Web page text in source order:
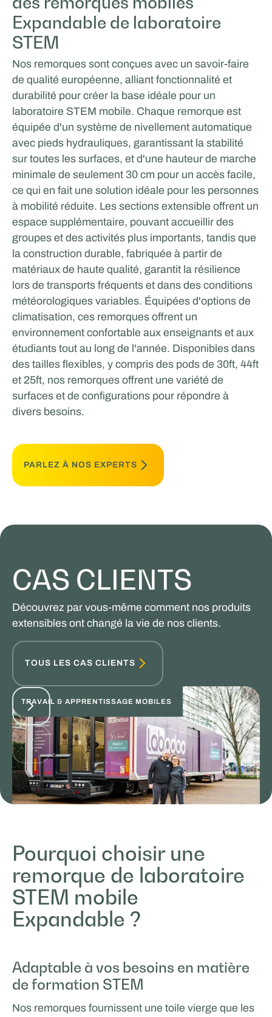
Expandable de laboratoire
STEM
Nos remorques sont conçues avec un savoir-faire
de qualité européenne, alliant fonctionnalité et
durabilité pour créer la base idéale pour un
laboratoire STEM mobile. Chaque remorque est
équipée d'un système de nivellement automatique
avec pieds hydrauliques, garantissant la stabilité
sur toutes les surfaces, et d'une hauteur de marche
minimale de seulement 30 cm pour un accès facile,
ce qui en fait une solution idéale pour les personnes
à mobilité réduite. Les sections extensible offrent un
espace supplémentaire, pouvant accueillir des
groupes et des activités plus importants, tandis que
la construction durable, fabriquée à partir de
matériaux de haute qualité, garantit la résilience
lors de transports fréquents et dans des conditions
météorologiques variables. Équipées d'options de
climatisation, ces remorques offrent un
environnement confortable aux enseignants et aux
étudiants tout au long de l'année. Disponibles dans
des tailles flexibles, y compris des pods de 30ft, 44ft
et 25ft, nos remorques offrent une variété de
surfaces et de configurations pour répondre à
divers besoins.
PARLEZ À NOS EXPERTS
CAS CLIENTS
Découvrez par vous-même comment nos produits
extensibles ont changé la vie de nos clients.
TOUS LES CAS CLIENTS
TRAVAIL & APPRENTISSAGE MOBILES
Odoo
ÉVÉNEMENTS ET ROADSHOW
Pourquoi choisir une
remorque de laboratoire
STEM mobile
Expandable ?
Adaptable à vos besoins en matière
de formation STEM
Nos remorques fournissent une toile vierge que les